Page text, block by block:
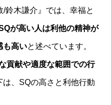
/鈴木謙介』では、幸福と
が高い人は利他の精神が
も高いと述べています。
貢献や適度な範囲での行
は、SQの高さと利他行動